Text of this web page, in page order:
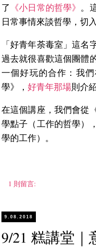
了 《小日常的哲學》 。
日常事情來談哲學，切
「好青年荼毒室」這
過去就很喜歡這個團體
一個好玩的合作：我
學》， 好青年那場則介
在這個講座，我們會從
學點子（工作的哲學）
學的工作）。
1 則留言:
9.08.2018
9/21 糕講堂｜